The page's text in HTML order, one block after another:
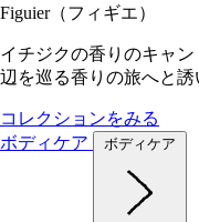
Figuier（フィギエ）
イチジクの香りのキャ
辺を巡る香りの旅へと誘
コレクションをみる
ボディケア
ボディケア